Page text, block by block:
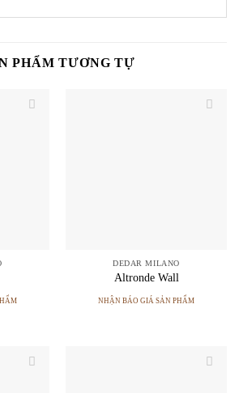
PHẨM TƯƠNG TỰ
DEDAR MILANO
Altronde Wall
NHẬN BÁO GIÁ SẢN PHẨM